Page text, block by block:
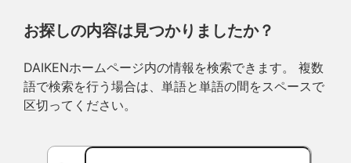
お探しの内容は見つかりましたか？
DAIKENホームページ内の情報を検索できます。 複数
語で検索を行う場合は、単語と単語の間をスペースで
区切ってください。